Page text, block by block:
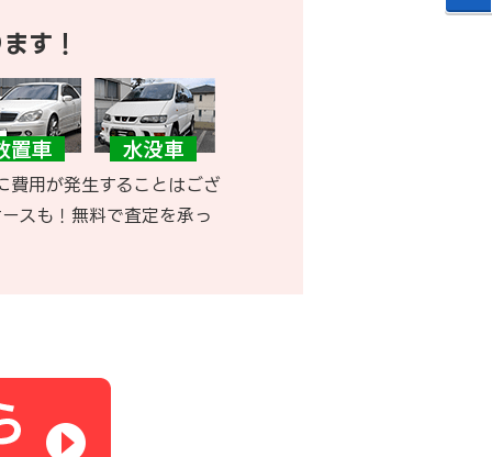
す！
費用が発生することはござ
スも！無料で査定を承っ